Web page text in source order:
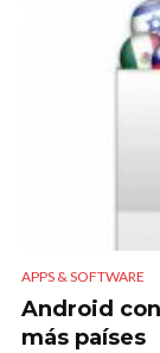
APPS & SOFTWARE
Android
más países